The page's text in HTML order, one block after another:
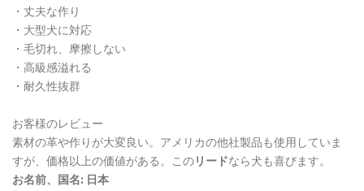
・丈夫な作り
・大型犬に対応
・毛切れ、摩擦しない
・高級感溢れる
・耐久性抜群
お客様のレビュー
素材の革や作りが大変良い。アメリカの他社製品も使用していま
すが、価格以上の価値がある。このリードなら犬も喜びます。
お名前、国名: 日本